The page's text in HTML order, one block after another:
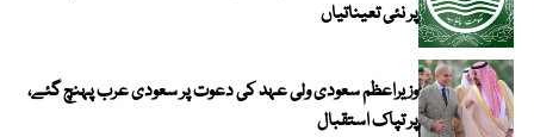
پر نئی تعیناتیاں
وزیراعظم سعودی ولی عہد کی دعوت پر سعودی عرب پہنچ گئے،
پر تپاک استقبال